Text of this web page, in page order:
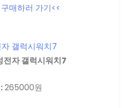
매하러 가기<<
전자 갤럭시워치7
265000원